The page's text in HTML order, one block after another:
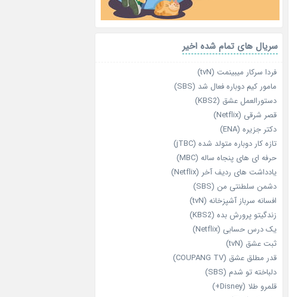
سریال های تمام شده اخیر
فردا سرکار میبینمت (tvN)
مامور کیم دوباره فعال شد (SBS)
دستورالعمل عشق (KBS2)
قصر شرقی (Netflix)
دکتر جزیره (ENA)
تازه‌ کار دوباره‌ متولد شده (jTBC)
حرفه‌ ای‌ های پنجاه‌ ساله (MBC)
یادداشت‌ های ردیف آخر (Netflix)
دشمن سلطنتی من (SBS)
افسانه سرباز آشپزخانه (tvN)
زندگیتو پرورش بده (KBS2)
یک درس حسابی (Netflix)
ثبت عشق (tvN)
قدر مطلق عشق (COUPANG TV)
دلباخته تو شدم (SBS)
قلمرو طلا (Disney+)